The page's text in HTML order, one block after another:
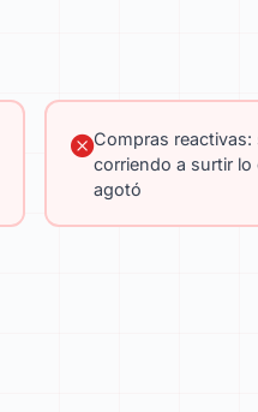
Compras reactivas:
corriendo a surtir lo
agotó